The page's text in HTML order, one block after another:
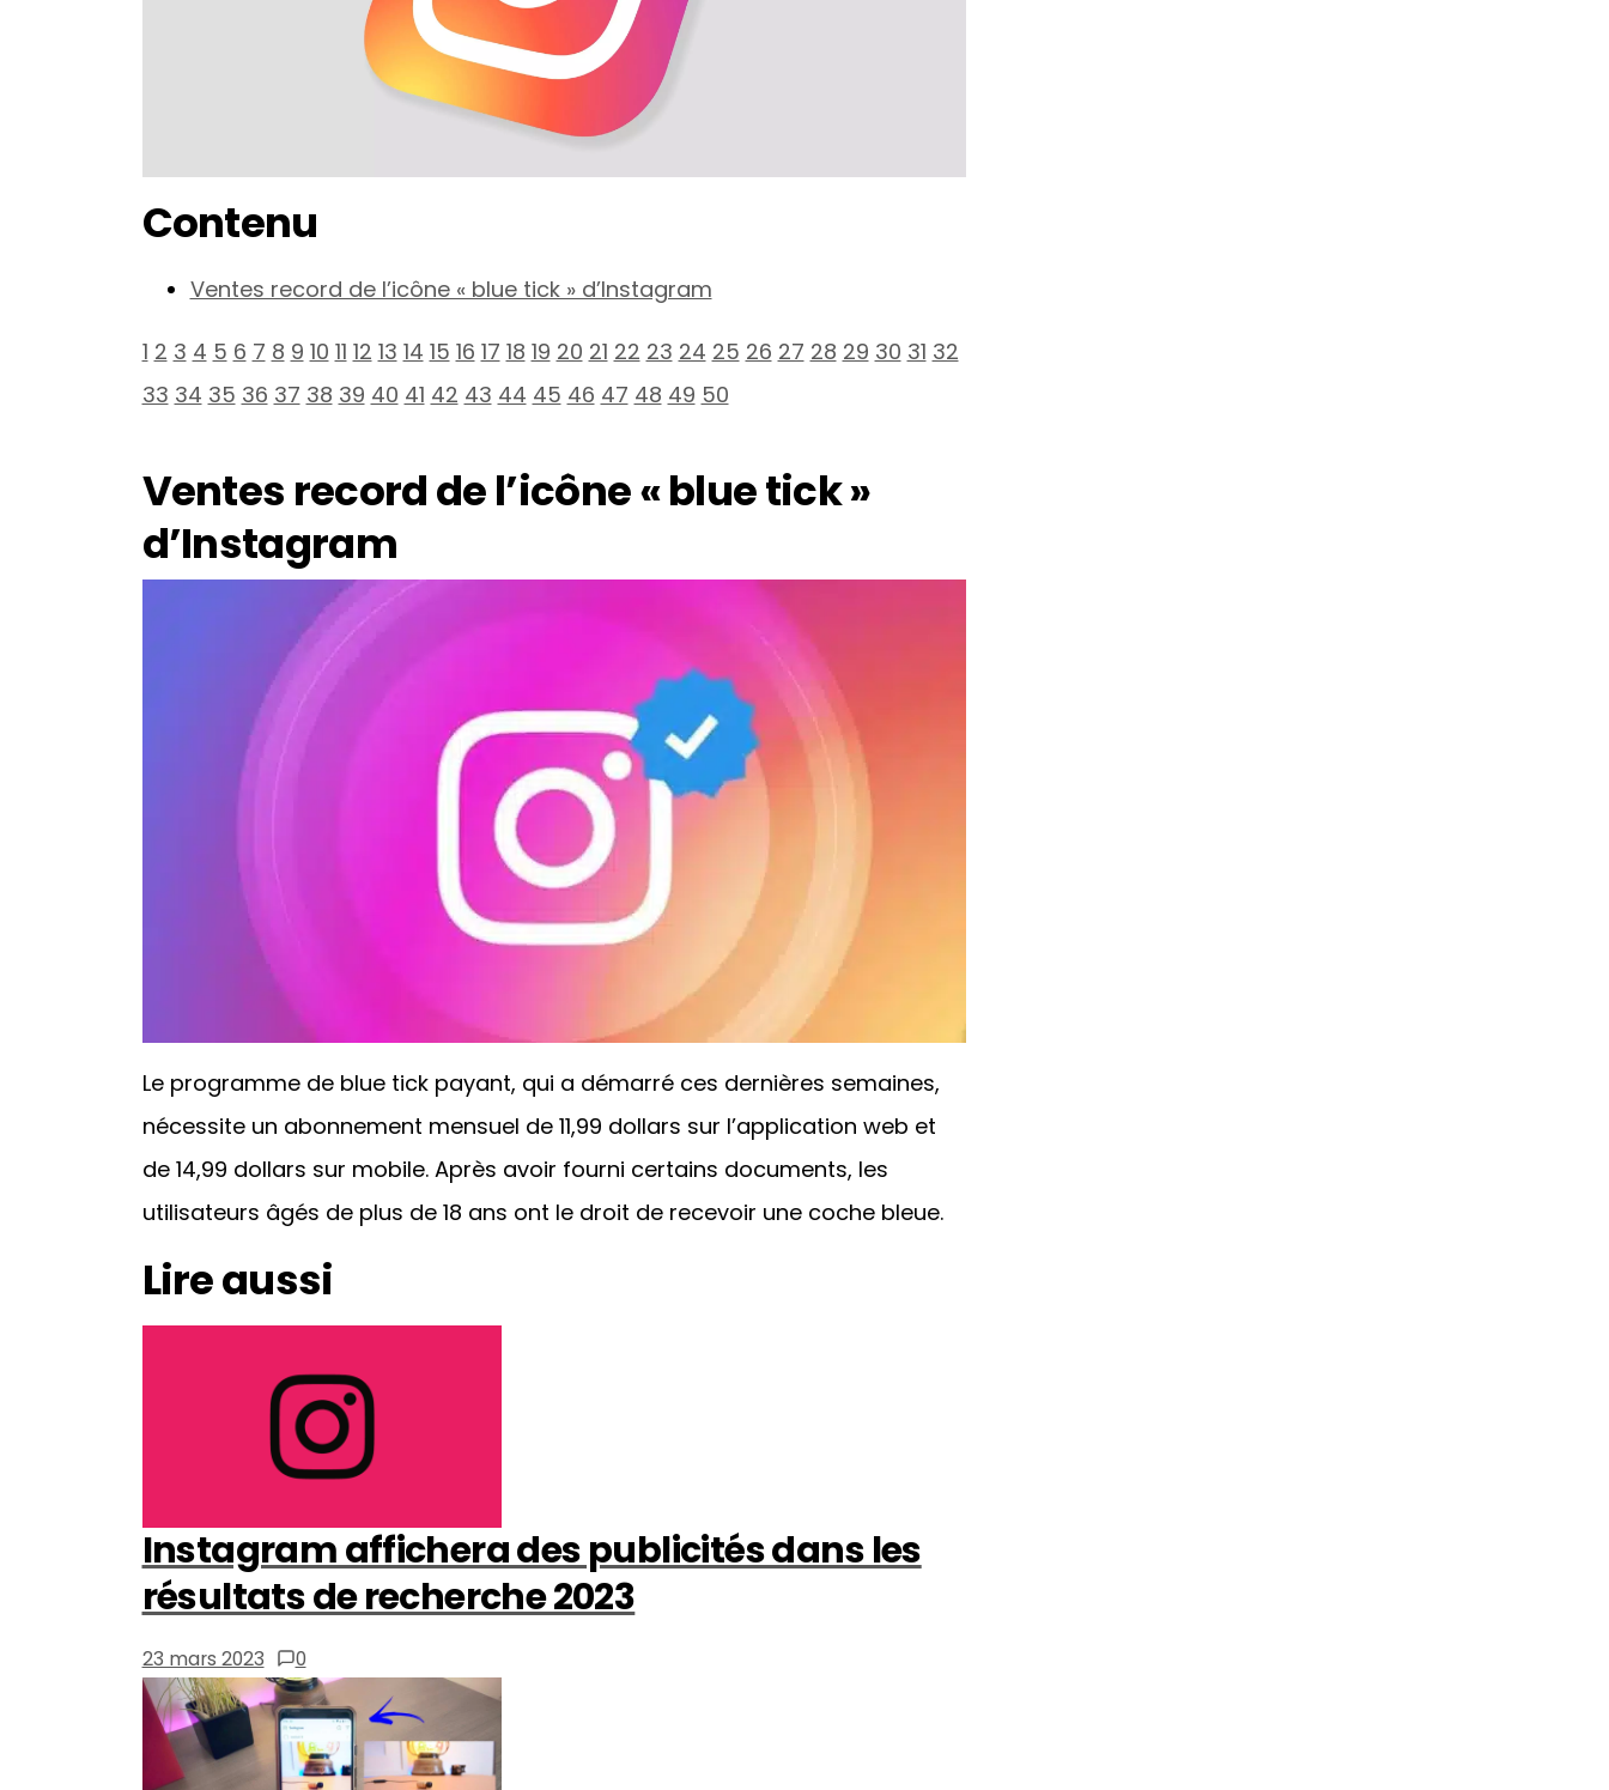
Contenu
Ventes record de l’icône « blue tick » d’Instagram
1 2 3 4 5 6 7 8 9 10 11 12 13 14 15 16 17 18 19 20 21 22 23 24 25 26 27 28 29 30 31 32
33 34 35 36 37 38 39 40 41 42 43 44 45 46 47 48 49 50
Ventes record de l’icône « blue tick »
d’Instagram
Le programme de blue tick payant, qui a démarré ces dernières semaines,
nécessite un abonnement mensuel de 11,99 dollars sur l’application web et
de 14,99 dollars sur mobile. Après avoir fourni certains documents, les
utilisateurs âgés de plus de 18 ans ont le droit de recevoir une coche bleue.
Lire aussi
Instagram affichera des publicités dans les
résultats de recherche 2023
23 mars 2023 0